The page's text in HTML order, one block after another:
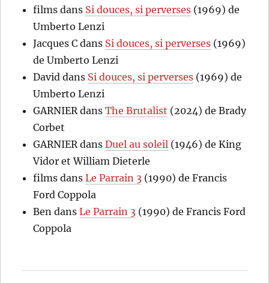
films dans Si douces, si perverses (1969) de
Umberto Lenzi
Jacques C dans Si douces, si perverses (1969)
de Umberto Lenzi
David dans Si douces, si perverses (1969) de
Umberto Lenzi
GARNIER dansThe Brutalist (2024) de Brady
Corbet
GARNIER dansDuel au soleil (1946) de King
Vidor et William Dieterle
films dansLe Parrain 3 (1990) de Francis
Ford Coppola
Ben dansLe Parrain 3 (1990) de Francis Ford
Coppola